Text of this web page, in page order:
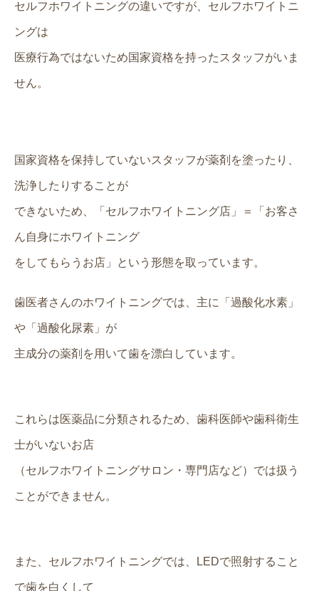
セルフホワイトニングの違いですが、セルフホワイトニ
ングは
医療行為ではないため国家資格を持ったスタッフがいま
せん。
国家資格を保持していないスタッフが薬剤を塗ったり、
洗浄したりすることが
できないため、「セルフホワイトニング店」＝「お客さ
ん自身にホワイトニング
をしてもらうお店」という形態を取っています。
歯医者さんのホワイトニングでは、主に「過酸化水素」
や「過酸化尿素」が
主成分の薬剤を用いて歯を漂白しています。
これらは医薬品に分類されるため、歯科医師や歯科衛生
士がいないお店
（セルフホワイトニングサロン・専門店など）では扱う
ことができません。
また、セルフホワイトニングでは、LEDで照射すること
で歯を白くして